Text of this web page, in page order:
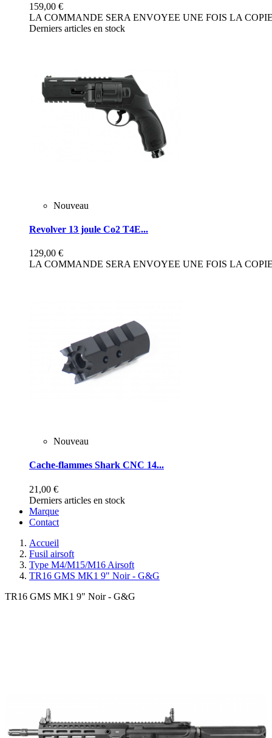
159,00 €
LA COMMANDE SERA ENVOYEE UNE FOIS LA
Derniers articles en stock
Nouveau
Revolver 13 joule Co2 T4E...
129,00 €
LA COMMANDE SERA ENVOYEE UNE FOIS LA
Nouveau
Cache-flammes Shark CNC 14...
21,00 €
Derniers articles en stock
Marque
Contact
Accueil
Fusil airsoft
Type M4/M15/M16 Airsoft
TR16 GMS MK1 9" Noir - G&G
TR16 GMS MK1 9" Noir - G&G